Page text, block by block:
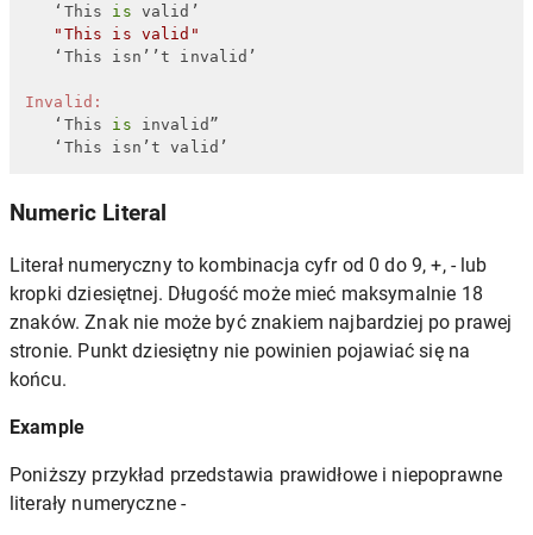
   ‘This
is valid’
"This is valid"
   ‘This isn’’t invalid’
Invalid:
   ‘This
is invalid”
   ‘This isn’t valid’
Numeric Literal
Literał numeryczny to kombinacja cyfr od 0 do 9, +, - lub
kropki dziesiętnej. Długość może mieć maksymalnie 18
znaków. Znak nie może być znakiem najbardziej po prawej
stronie. Punkt dziesiętny nie powinien pojawiać się na
końcu.
Example
Poniższy przykład przedstawia prawidłowe i niepoprawne
literały numeryczne -